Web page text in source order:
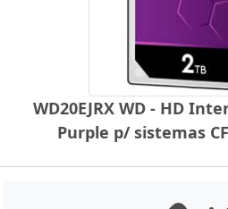
WD20EJRX WD - HD
Purple p/ sistemas